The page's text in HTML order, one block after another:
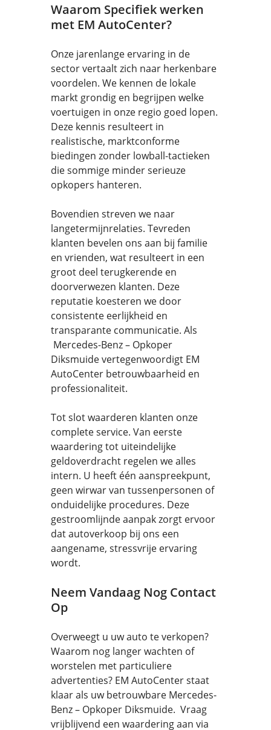
Waarom Specifiek werken
met EM AutoCenter?
Onze jarenlange ervaring in de
sector vertaalt zich naar herkenbare
voordelen. We kennen de lokale
markt grondig en begrijpen welke
voertuigen in onze regio goed lopen.
Deze kennis resulteert in
realistische, marktconforme
biedingen zonder lowball-tactieken
die sommige minder serieuze
opkopers hanteren.
Bovendien streven we naar
langetermijnrelaties. Tevreden
klanten bevelen ons aan bij familie
en vrienden, wat resulteert in een
groot deel terugkerende en
doorverwezen klanten. Deze
reputatie koesteren we door
consistente eerlijkheid en
transparante communicatie. Als
Mercedes-Benz – Opkoper
Diksmuide vertegenwoordigt EM
AutoCenter betrouwbaarheid en
professionaliteit.
Tot slot waarderen klanten onze
complete service. Van eerste
waardering tot uiteindelijke
geldoverdracht regelen we alles
intern. U heeft één aanspreekpunt,
geen wirwar van tussenpersonen of
onduidelijke procedures. Deze
gestroomlijnde aanpak zorgt ervoor
dat autoverkoop bij ons een
aangename, stressvrije ervaring
wordt.
Neem Vandaag Nog Contact
Op
Overweegt u uw auto te verkopen?
Waarom nog langer wachten of
worstelen met particuliere
advertenties? EM AutoCenter staat
klaar als uw betrouwbare Mercedes-
Benz – Opkoper Diksmuide. Vraag
vrijblijvend een waardering aan via